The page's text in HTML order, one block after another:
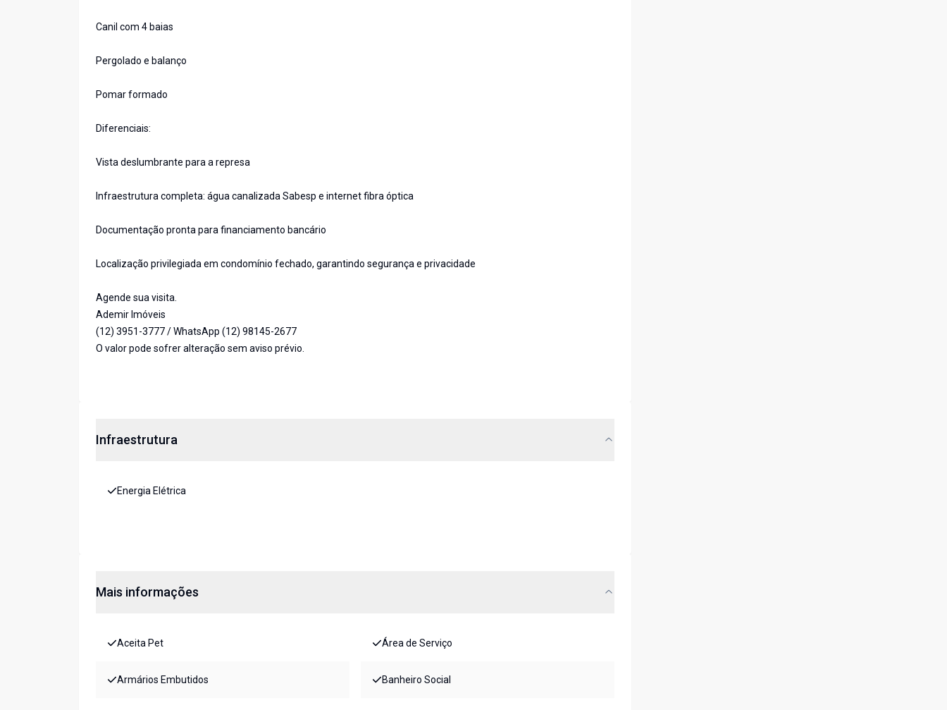
Canil com 4 baias
Pergolado e balanço
Pomar formado
Diferenciais:
Vista deslumbrante para a represa
Infraestrutura completa: água canalizada Sabesp e internet fibra óptica
Documentação pronta para financiamento bancário
Localização privilegiada em condomínio fechado, garantindo segurança e privacidade
Agende sua visita.
Ademir Imóveis
(12) 3951-3777 / WhatsApp (12) 98145-2677
O valor pode sofrer alteração sem aviso prévio.
Infraestrutura
Energia Elétrica
Mais informações
Aceita Pet Área de Serviço
Armários Embutidos Banheiro Social